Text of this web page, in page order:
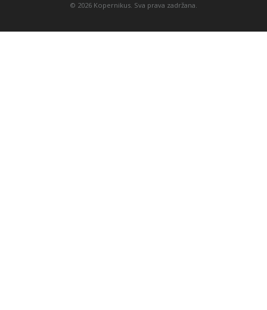
© 2026 Kopernikus. Sva prava zadržana.